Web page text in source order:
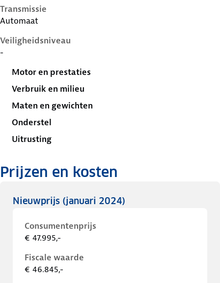
Transmissie
Automaat
Veiligheidsniveau
-
Motor en prestaties
Verbruik en milieu
Maten en gewichten
Onderstel
Uitrusting
Prijzen en kosten
Nieuwprijs (januari 2024)
Consumentenprijs
€ 47.995,-
Fiscale waarde
€ 46.845,-